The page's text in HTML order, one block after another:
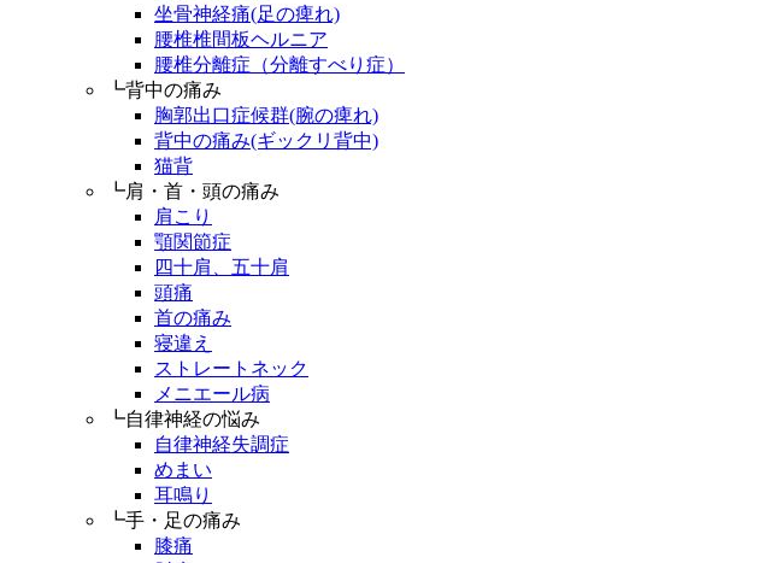
坐骨神経痛(足の痺れ)
腰椎椎間板ヘルニア
腰椎分離症（分離すべり症）
┗背中の痛み
胸郭出口症候群(腕の痺れ)
背中の痛み(ギックリ背中)
猫背
┗肩・首・頭の痛み
肩こり
顎関節症
四十肩、五十肩
頭痛
首の痛み
寝違え
ストレートネック
メニエール病
┗自律神経の悩み
自律神経失調症
めまい
耳鳴り
┗手・足の痛み
膝痛